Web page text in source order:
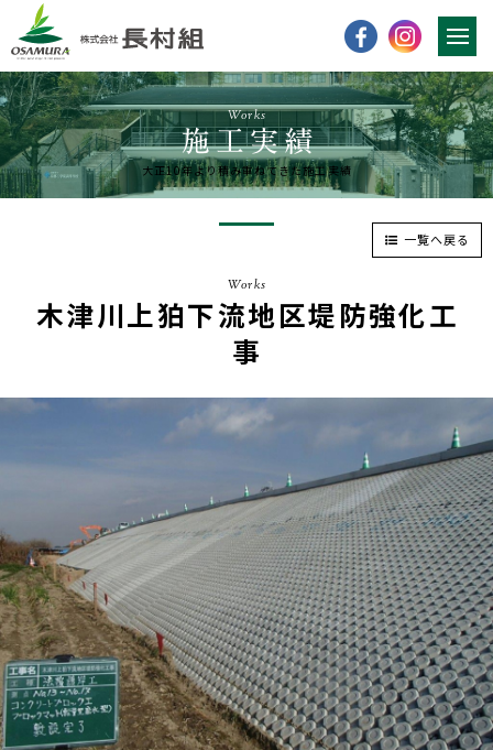
Works
大正10年より積み重ねてきた施工実績
一覧へ戻る
木津川上狛下流地区堤防強化工
事
Works